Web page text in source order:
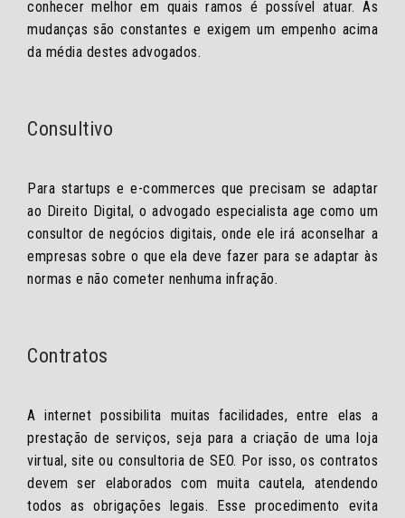
conhecer melhor em quais ramos é possível atuar. As
mudanças são constantes e exigem um empenho acima
da média destes advogados.
Consultivo
Para startups e e-commerces que precisam se adaptar
ao Direito Digital, o advogado especialista age como um
consultor de negócios digitais, onde ele irá aconselhar a
empresas sobre o que ela deve fazer para se adaptar às
normas e não cometer nenhuma infração.
Contratos
A internet possibilita muitas facilidades, entre elas a
prestação de serviços, seja para a criação de uma loja
virtual, site ou consultoria de SEO. Por isso, os contratos
devem ser elaborados com muita cautela, atendendo
todos as obrigações legais. Esse procedimento evita